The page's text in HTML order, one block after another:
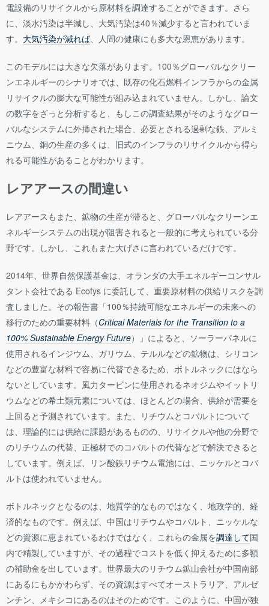
電設備のリサイクルから原材料を調達することができます。さら
に、淡水汚染は半減し、大気汚染は40％減少すると言われていま
す。 大気汚染が減れば、人間の健康にも多大な恩恵があります。
このモデルには大きな欠落があります。100％グローバルなクリー
ンエネルギーのシナリオでは、既存の化石燃料インフラからの金属
リサイクルの膨大な可能性が組み込まれていません。しかし、論文
の数字をざっと分析すると、もしこの調査結果がそのようなグロー
バルなシステムに外挿された場合、必要とされる過剰な鉄、アルミ
ニウム、銅の生産の多くは、旧式のインフラのリサイクルから得ら
れる可能性があることがわかります。
レアアースの間違い
レアアースもまた、鉱物の生産が滞ると、グローバルなクリーンエ
ネルギーシステムの出現が阻害されると一般的に考えられている分
野です。しかし、これもまた大げさに言われているだけです。
2014年、世界自然保護基金は、オランダの大手エネルギーコンサル
タント会社である Ecofys に委託して、重要原材料の供給リスクを調
査しました。その報告書「100％持続可能なエネルギーの未来への
移行のための重要材料（Critical Materials for the Transition to a
100% Sustainable Energy Future）」によると、ソーラーパネルに
使用されるインジウム、ガリウム、テルルなどの鉱物は、シリコン
などの豊富な材料で容易に代替できるため、ボトルネックにはなら
ないとしています。風力タービンに使用されるネオジムやイットリ
ウムなどの希土類元素については、ほとんどの場合、供給が需要を
上回ると予測されています。また、リチウムとコバルトについて
は、理論的には供給に課題があるものの、リサイクルや他の分野で
のリチウムの代替、正極材でのコバルトの代替などで解決できると
しています。例えば、リン酸鉄リチウム電池には、ニッケルとコバ
ルトは使われていません。
ボトルネックとなるのは、地質学的なものではなく、地政学的、経
済的なものです。例えば、中国はリチウムやコバルト、ニッケルな
どの資源に恵まれているわけではなく、これらの金属を調達して国
内で精製していますが、その過程でコストを低く抑えるために多額
の補助金を出しています。世界最大のリチウム鉱山会社が中国南部
にあるにもかかわらず、その資源はすべてオーストラリア、アルゼ
ンチン、メキシコにあるのはそのためです。このように、中国が独